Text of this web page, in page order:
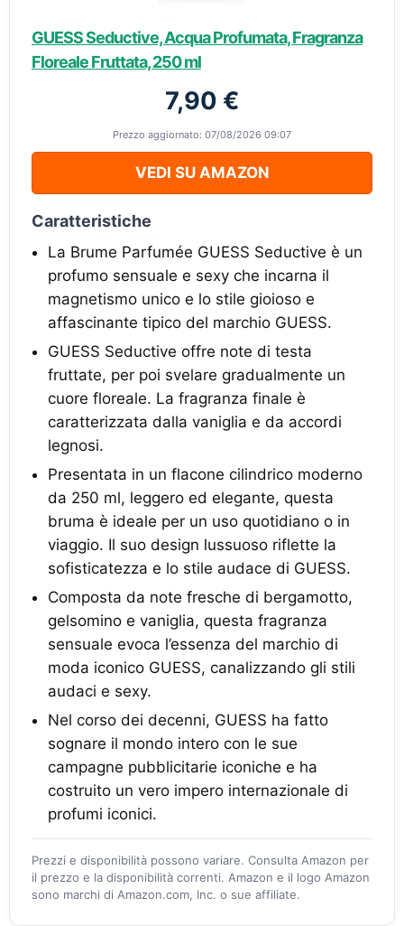
GUESS Seductive, Acqua Profumata, Fragranza
Floreale Fruttata, 250 ml
7,90 €
Prezzo aggiornato: 07/08/2026 09:07
VEDI SU AMAZON
Caratteristiche
La Brume Parfumée GUESS Seductive è un
profumo sensuale e sexy che incarna il
magnetismo unico e lo stile gioioso e
affascinante tipico del marchio GUESS.
GUESS Seductive offre note di testa
fruttate, per poi svelare gradualmente un
cuore floreale. La fragranza finale è
caratterizzata dalla vaniglia e da accordi
legnosi.
Presentata in un flacone cilindrico moderno
da 250 ml, leggero ed elegante, questa
bruma è ideale per un uso quotidiano o in
viaggio. Il suo design lussuoso riflette la
sofisticatezza e lo stile audace di GUESS.
Composta da note fresche di bergamotto,
gelsomino e vaniglia, questa fragranza
sensuale evoca l’essenza del marchio di
moda iconico GUESS, canalizzando gli stili
audaci e sexy.
Nel corso dei decenni, GUESS ha fatto
sognare il mondo intero con le sue
campagne pubblicitarie iconiche e ha
costruito un vero impero internazionale di
profumi iconici.
Prezzi e disponibilità possono variare. Consulta Amazon per
il prezzo e la disponibilità correnti. Amazon e il logo Amazon
sono marchi di Amazon.com, Inc. o sue affiliate.